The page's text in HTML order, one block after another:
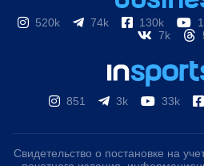
520k 74k 130k
7k
851 3k 33k
Свидетельство о постановке на